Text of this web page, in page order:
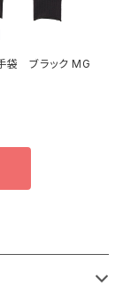
袋 ブラック MG